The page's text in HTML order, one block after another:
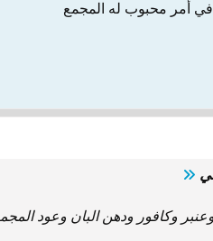
أمر محبوب‌ ‌له‌ المجمع‌
وكافور ودهن‌ البان‌ وعود